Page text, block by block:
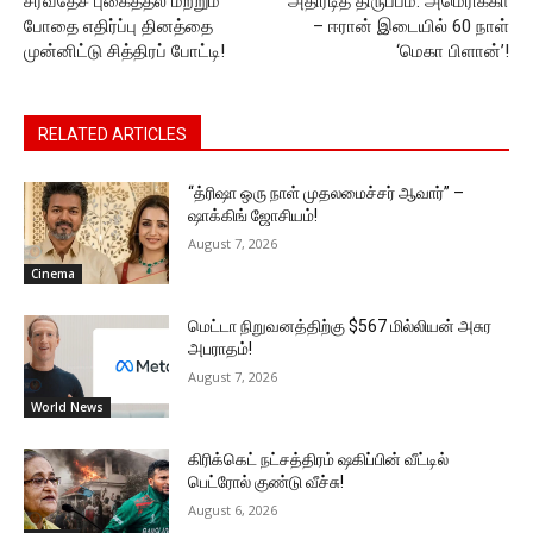
போதை எதிர்ப்பு தினத்தை
முன்னிட்டு சித்திரப் போட்டி!
– ஈரான் இடையில் 60 நாள்
‘மெகா பிளான்’!
RELATED ARTICLES
Cinema
“த்ரிஷா ஒரு நாள் முதலமைச்சர் ஆவார்” –
ஷாக்கிங் ஜோசியம்!
August 7, 2026
World News
மெட்டா நிறுவனத்திற்கு $567 மில்லியன் அசுர
அபராதம்!
August 7, 2026
கிரிக்கெட் நட்சத்திரம் ஷகிப்பின் வீட்டில்
பெட்ரோல் குண்டு வீச்சு!
August 6, 2026